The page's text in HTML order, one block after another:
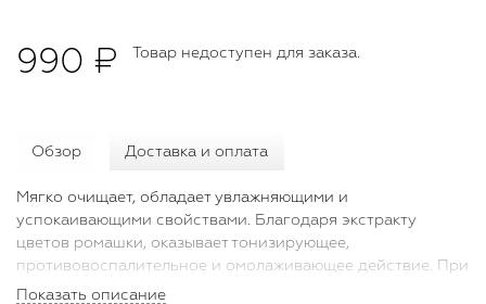
990 ₽ Товар недоступен для заказа.
Обзор Доставка и оплата
Мягко очищает, обладает увлажняющими и
успокаивающими свойствами. Благодаря экстракту
цветов ромашки, оказывает тонизирующее,
противовоспалительное и омолаживающее действие. При
регулярном применении жидкое мыло повышает
Показать описание